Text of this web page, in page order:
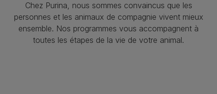
Chez Purina, nous sommes convaincus que les
personnes et les animaux de compagnie vivent mieux
ensemble. Nos programmes vous accompagnent à
toutes les étapes de la vie de votre animal.​